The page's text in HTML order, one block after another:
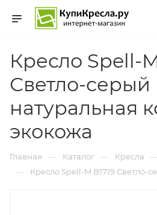
Кресло Spell-
Светло-серый
натуральная
экокожа
Главная — Каталог — Кресла
— Кресло Spell-M B1719 Светло-